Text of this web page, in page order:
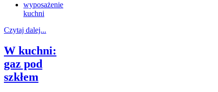
wyposażenie
kuchni
Czytaj dalej...
W kuchni:
gaz pod
szkłem